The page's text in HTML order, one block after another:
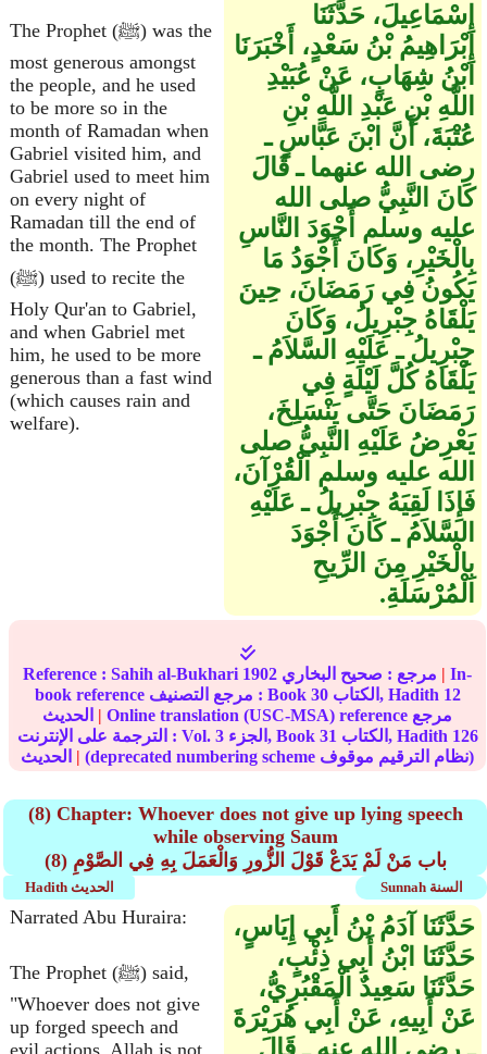
The Prophet (ﷺ) was the
most generous amongst
the people, and he used
to be more so in the
month of Ramadan when
Gabriel visited him, and
Gabriel used to meet him
on every night of
Ramadan till the end of
the month. The Prophet
(ﷺ) used to recite the
Holy Qur'an to Gabriel,
and when Gabriel met
him, he used to be more
generous than a fast wind
(which causes rain and
welfare).
إِسْمَاعِيلَ، حَدَّثَنَا
إِبْرَاهِيمُ بْنُ سَعْدٍ، أَخْبَرَنَا
ابْنُ شِهَابٍ، عَنْ عُبَيْدِ
اللَّهِ بْنِ عَبْدِ اللَّهِ بْنِ
عُتْبَةَ، أَنَّ ابْنَ عَبَّاسٍ ـ
رضى الله عنهما ـ قَالَ
كَانَ النَّبِيُّ صلى الله
عليه وسلم أَجْوَدَ النَّاسِ
بِالْخَيْرِ، وَكَانَ أَجْوَدُ مَا
يَكُونُ فِي رَمَضَانَ، حِينَ
يَلْقَاهُ جِبْرِيلُ، وَكَانَ
جِبْرِيلُ ـ عَلَيْهِ السَّلاَمُ ـ
يَلْقَاهُ كُلَّ لَيْلَةٍ فِي
رَمَضَانَ حَتَّى يَنْسَلِخَ،
يَعْرِضُ عَلَيْهِ النَّبِيُّ صلى
الله عليه وسلم الْقُرْآنَ،
فَإِذَا لَقِيَهُ جِبْرِيلُ ـ عَلَيْهِ
السَّلاَمُ ـ كَانَ أَجْوَدَ
بِالْخَيْرِ مِنَ الرِّيحِ
الْمُرْسَلَةِ‏.‏
Reference : Sahih al-Bukhari 1902 مرجع : صحيح البخاري | In-
book reference مرجع التصنيف : Book 30 الكتاب, Hadith 12
| Online translation (USC-MSA) reference مرجع
الترجمة على الإنترنت : Vol. 3 الجزء, Book 31 الكتاب, Hadith 126
| (deprecated numbering scheme نظام الترقيم موقوف)
(8) Chapter: Whoever does not give up lying speech
while observing Saum
(8) باب مَنْ لَمْ يَدَعْ قَوْلَ الزُّورِ وَالْعَمَلَ بِهِ فِي الصَّوْمِ
Sunnah السنة Hadith الحديث
Narrated Abu Huraira:
The Prophet (ﷺ) said,
"Whoever does not give
up forged speech and
evil actions, Allah is not
حَدَّثَنَا آدَمُ بْنُ أَبِي إِيَاسٍ،
حَدَّثَنَا ابْنُ أَبِي ذِئْبٍ،
حَدَّثَنَا سَعِيدٌ الْمَقْبُرِيُّ،
عَنْ أَبِيهِ، عَنْ أَبِي هُرَيْرَةَ